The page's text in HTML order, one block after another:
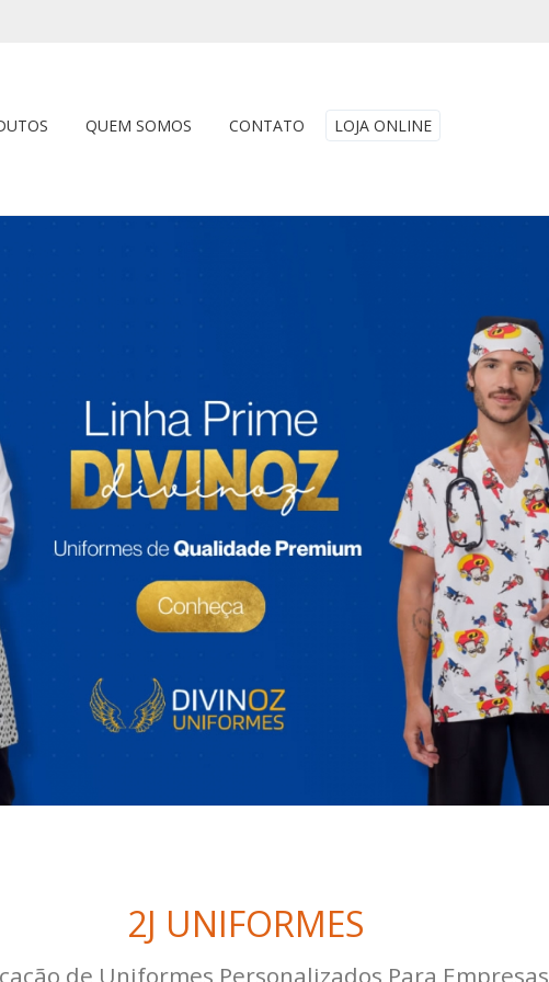
QUEM SOMOS CONTATO LOJA ONLINE
2J UNIFORMES
de Uniformes Personalizados Para Empresas